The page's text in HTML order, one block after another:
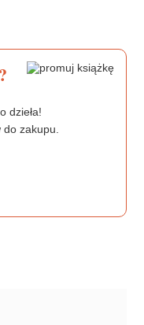
dzieła!
zakupu.